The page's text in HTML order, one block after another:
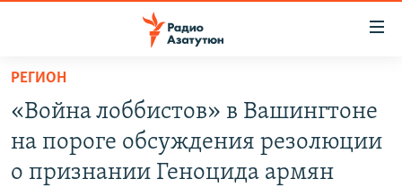
Перейти
основному
содержанию
ПОЛИТИКА
РЕГИОН
«Война лоббистов» в Вашингтоне
на пороге обсуждения резолюции
о признании Геноцида армян